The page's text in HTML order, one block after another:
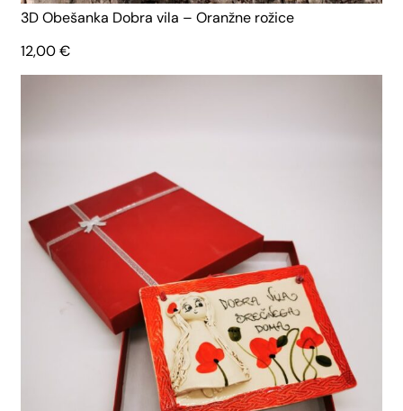
3D Obešanka Dobra vila – Oranžne rožice
12,00€